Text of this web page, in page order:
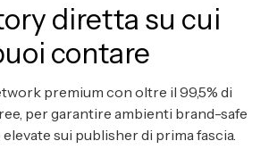
diretta su cui
contare
premium con oltre il 99,5% di
per garantire ambienti brand-safe
sui publisher di prima fascia.